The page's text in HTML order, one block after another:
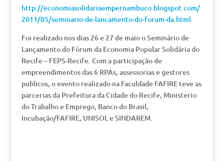
http://economiasolidariaempernambuco.blogspot.com/
2011/05/seminario-de-lancamento-do-forum-da.html
Foi realizado nos dias 26 e 27 de maio o Seminário de
Lançamento do Fórum da Economia Popular Solidária do
Recife – FEPS-Recife. Com a participação de
empreendimentos das 6 RPAs, assessorias e gestores
publicos, o evento realizado na Faculdade FAFIRE teve as
parcerias da Prefeitura da Cidade do Recife, Ministerio
do Trabalho e Emprego, Banco do Brasil,
Incubação/FAFIRE, UNISOL e SINDAREM.